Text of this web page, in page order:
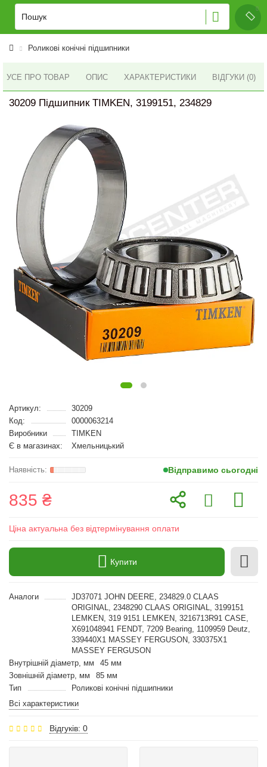
Роликові конічні підшипники
УСЕ ПРО ТОВАР ОПИС ХАРАКТЕРИСТИКИ ВІДГУКИ (0)
30209 Підшипник TIMKEN, 3199151, 234829
Артикул:
30209
Код:
0000063214
Виробники
TIMKEN
Є в магазинах:
Хмельницький
Відправимо сьогодні
835 ₴
Ціна актуальна без відтермінування оплати
Купити
Аналоги
JD37071 JOHN DEERE, 234829.0 CLAAS
ORIGINAL, 2348290 CLAAS ORIGINAL, 3199151
LEMKEN, 319 9151 LEMKEN, 3216713R91 CASE,
X691048941 FENDT, 7209 Bearing, 1109959 Deutz,
339440X1 MASSEY FERGUSON, 330375X1
MASSEY FERGUSON
Внутрішній діаметр, мм
45 мм
Зовнішній діаметр, мм
85 мм
Тип
Роликові конічні підшипники
Всі характеристики
Відгуків: 0